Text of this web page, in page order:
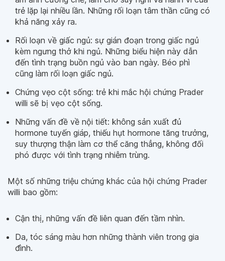
trẻ lặp lại nhiều lần. Những rối loạn tâm thần cũng có
khả năng xảy ra.
Rối loạn về giấc ngủ: sự gián đoạn trong giấc ngủ
kèm ngưng thở khi ngủ. Những biểu hiện này dẫn
đến tình trạng buồn ngủ vào ban ngày. Béo phì
cũng làm rối loạn giấc ngủ.
Chứng vẹo cột sống: trẻ khi mắc hội chứng Prader
willi sẽ bị vẹo cột sống.
Những vấn đề về nội tiết: không sản xuất đủ
hormone tuyến giáp, thiếu hụt hormone tăng trưởng,
suy thượng thận làm cơ thể căng thẳng, không đối
phó được với tình trạng nhiễm trùng.
Một số những triệu chứng khác của hội chứng Prader
willi bao gồm:
Cận thị, những vấn đề liên quan đến tầm nhìn.
Da, tóc sáng màu hơn những thành viên trong gia
đình.